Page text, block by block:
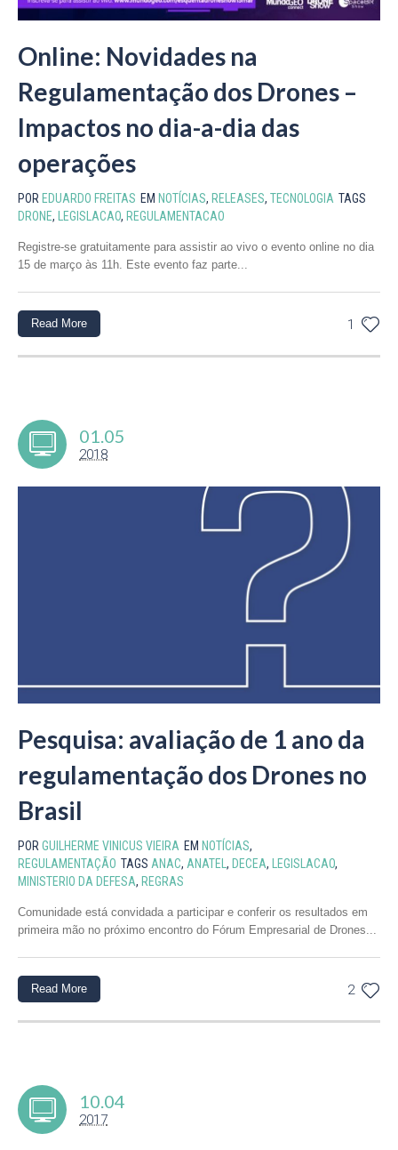
Online: Novidades na
Regulamentação dos Drones –
Impactos no dia-a-dia das
operações
POR EDUARDO FREITAS EM NOTÍCIAS, RELEASES, TECNOLOGIA TAGS
DRONE, LEGISLACAO, REGULAMENTACAO
Registre-se gratuitamente para assistir ao vivo o evento online no dia
15 de março às 11h. Este evento faz parte...
1
Read More
01.05
2018
Pesquisa: avaliação de 1 ano da
regulamentação dos Drones no
Brasil
POR GUILHERME VINICUS VIEIRA EM NOTÍCIAS,
REGULAMENTAÇÃO TAGS ANAC, ANATEL , DECEA, LEGISLACAO,
MINISTERIO DA DEFESA, REGRAS
Comunidade está convidada a participar e conferir os resultados em
primeira mão no próximo encontro do Fórum Empresarial de Drones...
2
Read More
10.04
2017